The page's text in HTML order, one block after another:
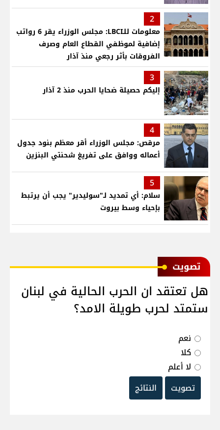
2
معلومات للـLBCI: مجلس الوزراء يقر 6 رواتب
إضافية لموظفي القطاع العام وصرف
الفروقات بأثر رجعي منذ آذار
3
إليكم حصيلة ضحايا الحرب منذ 2 آذار
4
مرقص: مجلس الوزراء أقر معظم بنود جدول
أعماله ووافق على تفريغ شحنتي البنزين
5
سلام: أي تمديد لـ"سوليدير" يجب أن يرتبط
بإحياء وسط بيروت
ﺗﺼﻮﻳﺖ
هل تعتقد ان الحرب الحالية في لبنان
ستمتد لحرب طويلة الامد؟
نعم
كلا
لا أعلم
تصويت
النتائج